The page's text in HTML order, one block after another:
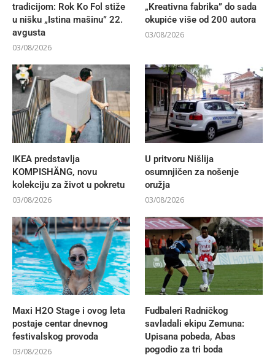
tradicijom: Rok Ko Fol stiže
u nišku „Istina mašinu” 22.
avgusta
03/08/2026
„Kreativna fabrika” do sada
okupiće više od 200 autora
03/08/2026
IKEA predstavlja
KOMPISHÄNG, novu
kolekciju za život u pokretu
03/08/2026
U pritvoru Nišlija
osumnjičen za nošenje
oružja
03/08/2026
Maxi H2O Stage i ovog leta
postaje centar dnevnog
festivalskog provoda
03/08/2026
Fudbaleri Radničkog
savladali ekipu Zemuna:
Upisana pobeda, Abas
pogodio za tri boda